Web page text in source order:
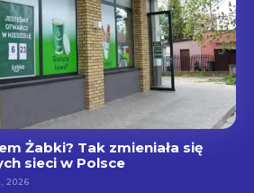
Żabki? Tak zmieniała się
sieci w Polsce
2026